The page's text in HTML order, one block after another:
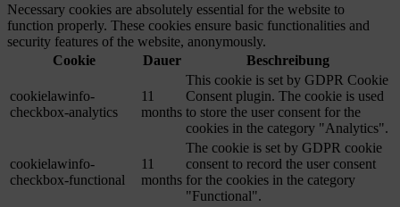
Necessary cookies are absolutely essential for the website to
function properly. These cookies ensure basic functionalities and
security features of the website, anonymously.
Cookie
Dauer Beschreibung
cookielawinfo-
checkbox-analytics
11
months
This cookie is set by GDPR Cookie
Consent plugin. The cookie is used
to store the user consent for the
cookies in the category "Analytics".
cookielawinfo-
checkbox-functional
11
months
The cookie is set by GDPR cookie
consent to record the user consent
for the cookies in the category
"Functional".